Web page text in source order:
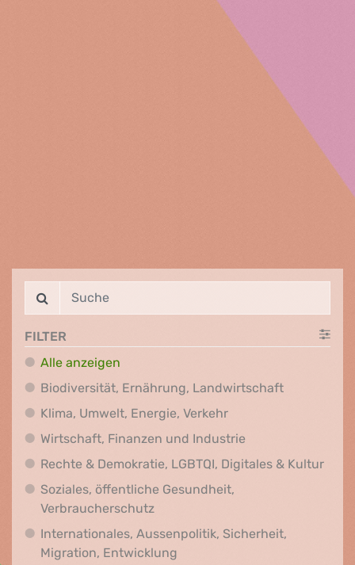
FILTER
Alle anzeigen
Biodiversität, Ernährung, Landwirtschaft
Klima, Umwelt, Energie, VerkehrKlima, Umwelt,
Wirtschaft, Finanzen und IndustrieWirtschaft,
Rechte & Demokratie, LGBTQI, Digitales & Kultur
Soziales, öffentliche Gesundheit,
VerbraucherschutzSoziales, öffentliche Gesundheit,
Internationales, Aussenpolitik, Sicherheit,
Migration, Entwicklung